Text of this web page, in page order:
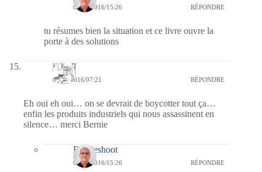
04/03/2016/15:26 RÉPONDRE
tu résumes bien la situation et ce livre ouvre la
porte à des solutions
jill bill
01/03/2016/07:21 RÉPONDRE
Eh oui eh oui… on se devrait de boycotter tout ça…
enfin les produits industriels qui nous assassinent en
silence… merci Bernie
Bernieshoot
04/03/2016/15:26 RÉPONDRE